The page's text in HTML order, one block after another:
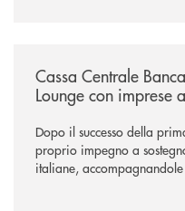
Cassa Centrale
Lounge con imprese
Dopo il successo della
proprio impegno a
italiane,